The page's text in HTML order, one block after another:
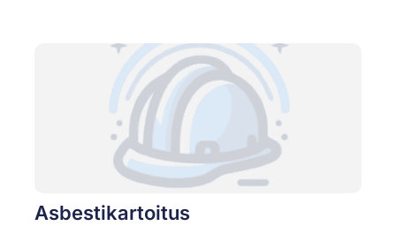
Asbestikartoitus